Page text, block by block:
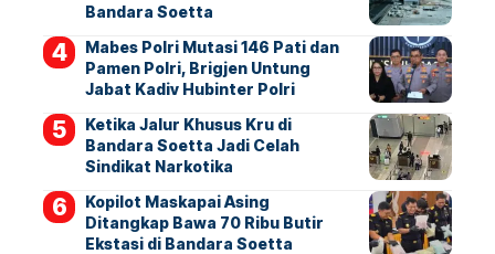
Bandara Soetta
Mabes Polri Mutasi 146 Pati dan
Pamen Polri, Brigjen Untung
Jabat Kadiv Hubinter Polri
Ketika Jalur Khusus Kru di
Bandara Soetta Jadi Celah
Sindikat Narkotika
Kopilot Maskapai Asing
Ditangkap Bawa 70 Ribu Butir
Ekstasi di Bandara Soetta